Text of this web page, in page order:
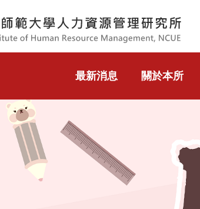
最新消息 關於本所